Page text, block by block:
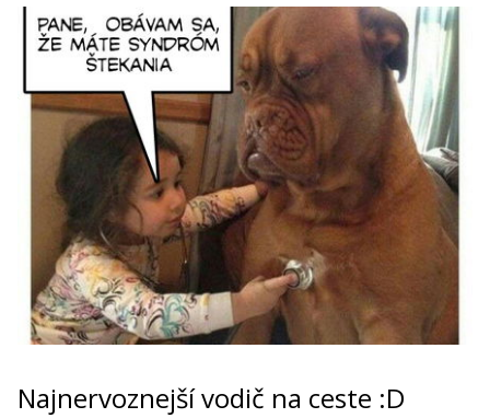
Najnervoznejší vodič na ceste :D